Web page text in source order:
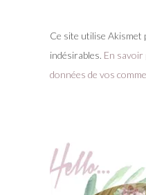
Ce site utilise Akismet
indésirables. En savoir
données de vos